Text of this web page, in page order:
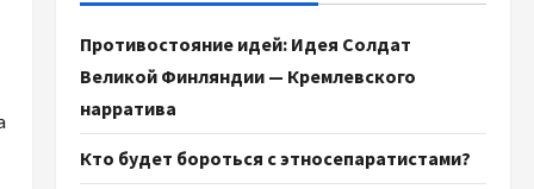
Противостояние идей: Идея Солдат
Великой Финляндии — Кремлевского
нарратива
Кто будет бороться с этносепаратистами?